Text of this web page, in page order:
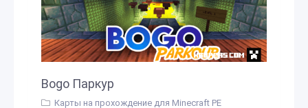
Bogo Паркур
Карты на прохождение для Minecraft PE